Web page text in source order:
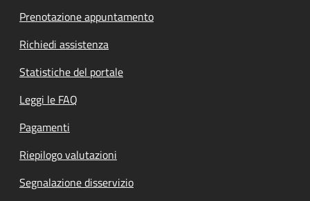
Prenotazione appuntamento
Richiedi assistenza
Statistiche del portale
Leggi le FAQ
Pagamenti
Riepilogo valutazioni
Segnalazione disservizio